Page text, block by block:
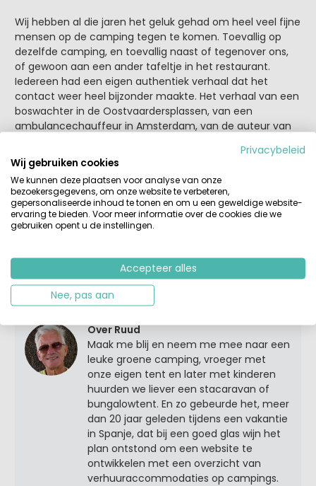
Wij hebben al die jaren het geluk gehad om heel veel fijne
mensen op de camping tegen te komen. Toevallig op
dezelfde camping, en toevallig naast of tegenover ons,
of gewoon aan een ander tafeltje in het restaurant.
Iedereen had een eigen authentiek verhaal dat het
contact weer heel bijzonder maakte. Het verhaal van een
boswachter in de Oostvaardersplassen, van een
ambulancechauffeur in Amsterdam, van de auteur van
Compostella en een volledig doof echtpaar dat veel naar
rockconcerten gaat zijn slechts enkele voorbeelden.
Daarom zijn wij zo weg van kamperen. Je hebt de tijd en
de kans om onbevooroordeeld met andere kampeerders
in gesprek te raken en dan blijkt dat we allemaal gelijk zijn
het luisteren waard is.
Over Ruud
Maak me blij en neem me mee naar een
leuke groene camping, vroeger met
onze eigen tent en later met kinderen
huurden we liever een stacaravan of
bungalowtent. En zo gebeurde het, meer
dan 20 jaar geleden tijdens een vakantie
in Spanje, dat bij een goed glas wijn het
plan ontstond om een website te
ontwikkelen met een overzicht van
verhuuraccommodaties op campings.
Privacybeleid
Wij gebruiken cookies
We kunnen deze plaatsen voor analyse van onze
bezoekersgegevens, om onze website te verbeteren,
gepersonaliseerde inhoud te tonen en om u een geweldige website-
ervaring te bieden. Voor meer informatie over de cookies die we
gebruiken opent u de instellingen.
Accepteer alles
Nee, pas aan